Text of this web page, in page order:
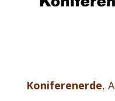
Koniferenerde,